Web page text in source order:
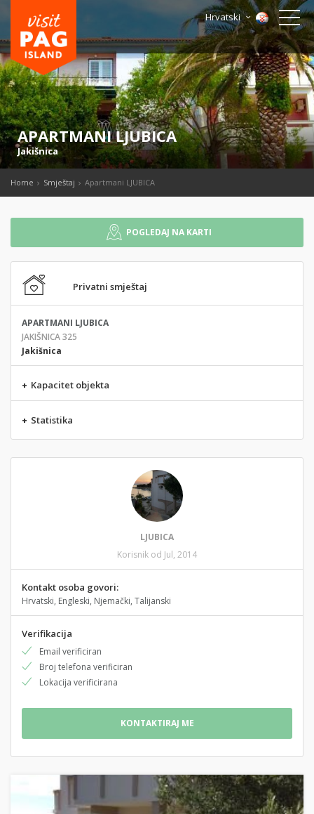
Hrvatski
APARTMANI LJUBICA
Jakišnica
Home Smještaj Apartmani LJUBICA
POGLEDAJ NA KARTI
Privatni smještaj
APARTMANI LJUBICA
JAKIŠNICA 325
Jakišnica
+ Kapacitet objekta
+ Statistika
LJUBICA
Korisnik od Jul, 2014
Kontakt osoba govori:
Hrvatski, Engleski, Njemački, Talijanski
Verifikacija
Email verificiran
Broj telefona verificiran
Lokacija verificirana
KONTAKTIRAJ ME